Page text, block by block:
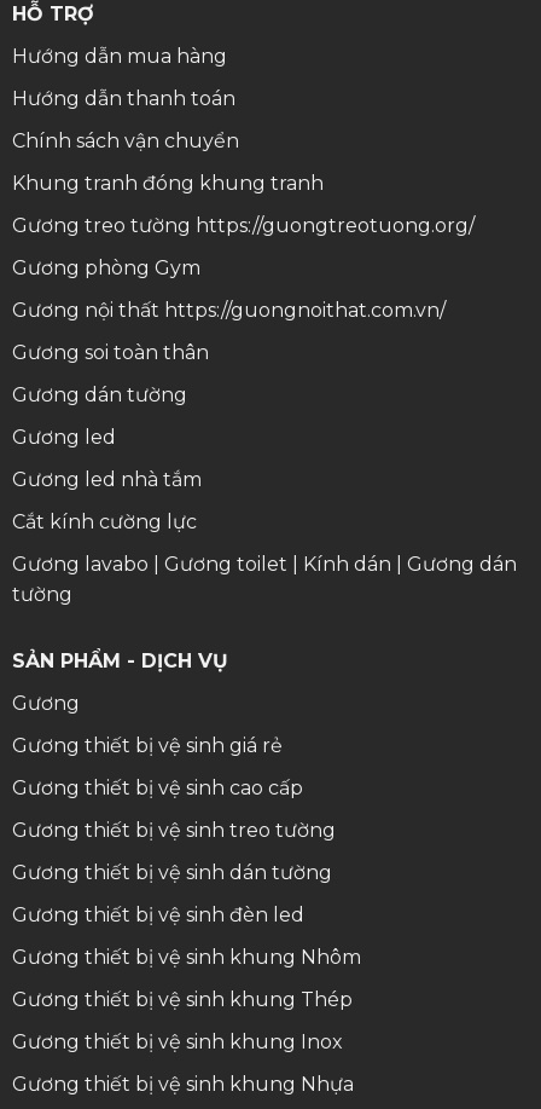
HỖ TRỢ
Hướng dẫn mua hàng
Hướng dẫn thanh toán
Chính sách vận chuyển
Khung tranh đóng khung tranh
Gương treo tường https://guongtreotuong.org/
Gương phòng Gym
Gương nội thất https://guongnoithat.com.vn/
Gương soi toàn thân
Gương dán tường
Gương led
Gương led nhà tắm
Cắt kính cường lực
Gương lavabo
Gương toilet Kính dán
Gương dán
tường
SẢN PHẨM - DỊCH VỤ
Gương
Gương thiết bị vệ sinh giá rẻ
Gương thiết bị vệ sinh cao cấp
Gương thiết bị vệ sinh treo tường
Gương thiết bị vệ sinh dán tường
Gương thiết bị vệ sinh đèn led
Gương thiết bị vệ sinh khung Nhôm
Gương thiết bị vệ sinh khung Thép
Gương thiết bị vệ sinh khung Inox
Gương thiết bị vệ sinh khung Nhựa